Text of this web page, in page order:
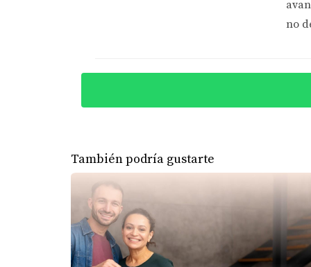
Además de los programas estatales y
compradores primerizos debido a sus
CASOS REALES DE ÉXITO
Dream, pudieron recibir asistencia
Caso 2: Juan y Ana
- Esta joven pareja
Con esta ayuda, lograron mudarse sin
Caso 3: Carla Rodríguez- Carla
vecindario deseado sin preocuparse
Estas historias muestran cómo las ayudas
no
También podría gustarte